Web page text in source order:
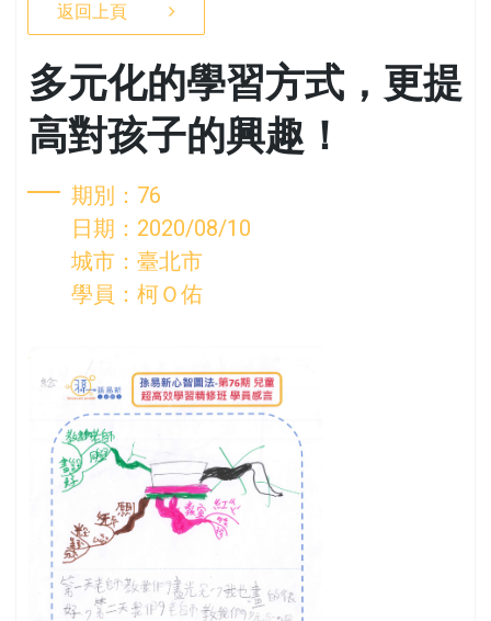
返回上頁
多元化的學習方式，更提
高對孩子的興趣！
期別：76
日期：2020/08/10
城市：臺北市
學員：柯Ｏ佑